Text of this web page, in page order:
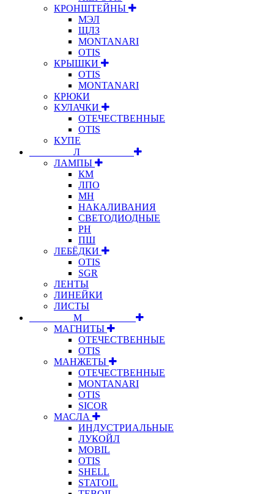
КРОНШТЕЙНЫ
МЭЛ
ЩЛЗ
MONTANARI
OTIS
КРЫШКИ
OTIS
MONTANARI
КРЮКИ
КУЛАЧКИ
ОТЕЧЕСТВЕННЫЕ
OTIS
КУПЕ
⠀⠀⠀⠀⠀⠀Л⠀⠀⠀⠀⠀⠀⠀
ЛАМПЫ
КМ
ЛПО
МН
НАКАЛИВАНИЯ
СВЕТОДИОДНЫЕ
РН
ПШ
ЛЕБЁДКИ
OTIS
SGR
ЛЕНТЫ
ЛИНЕЙКИ
ЛИСТЫ
⠀⠀⠀⠀⠀⠀М⠀⠀⠀⠀⠀⠀⠀
МАГНИТЫ
ОТЕЧЕСТВЕННЫЕ
OTIS
МАНЖЕТЫ
ОТЕЧЕСТВЕННЫЕ
MONTANARI
OTIS
SICOR
МАСЛА
ИНДУСТРИАЛЬНЫЕ
ЛУКОЙЛ
MOBIL
OTIS
SHELL
STATOIL